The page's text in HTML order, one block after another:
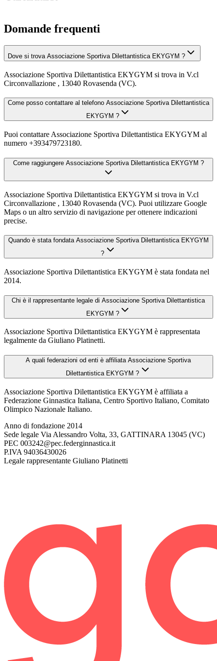
Domande frequenti
Dove si trova Associazione Sportiva Dilettantistica EKYGYM ?
Associazione Sportiva Dilettantistica EKYGYM si trova in V.cl
Circonvallazione , 13040 Rovasenda (VC).
Come posso contattare al telefono Associazione Sportiva Dilettantistica
EKYGYM ?
Puoi contattare Associazione Sportiva Dilettantistica EKYGYM al
numero +393479723180.
Come raggiungere Associazione Sportiva Dilettantistica EKYGYM ?
Associazione Sportiva Dilettantistica EKYGYM si trova in V.cl
Circonvallazione , 13040 Rovasenda (VC). Puoi utilizzare Google
Maps o un altro servizio di navigazione per ottenere indicazioni
precise.
Quando è stata fondata Associazione Sportiva Dilettantistica EKYGYM
?
Associazione Sportiva Dilettantistica EKYGYM è stata fondata nel
2014.
Chi è il rappresentante legale di Associazione Sportiva Dilettantistica
EKYGYM ?
Associazione Sportiva Dilettantistica EKYGYM è rappresentata
legalmente da Giuliano Platinetti.
A quali federazioni od enti è affiliata Associazione Sportiva
Dilettantistica EKYGYM ?
Associazione Sportiva Dilettantistica EKYGYM è affiliata a
Federazione Ginnastica Italiana, Centro Sportivo Italiano, Comitato
Olimpico Nazionale Italiano.
Anno di fondazione 2014
Sede legale Via Alessandro Volta, 33, GATTINARA 13045 (VC)
PEC 003242@pec.federginnastica.it
P.IVA 94036430026
Legale rappresentante Giuliano Platinetti